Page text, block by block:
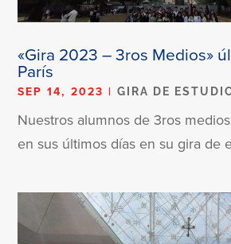
«Gira 2023 – 3ros Medios»
París
SEP 14, 2023 |GIRA DE
Nuestros alumnos de 3ros
en sus últimos días en su gira de